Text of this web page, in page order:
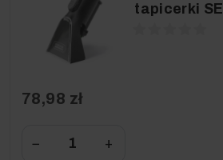
tapicerki SE
78,98 zł
− +